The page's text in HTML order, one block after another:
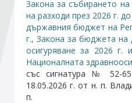
Стани член
Закона за събирането
на разходи през 2026 г.
държавния бюджет на
г., Закона за бюджета
осигуряване за 2026
Националната
със сигнатура № 52-
18.05.2026 г. от н. п.
п.